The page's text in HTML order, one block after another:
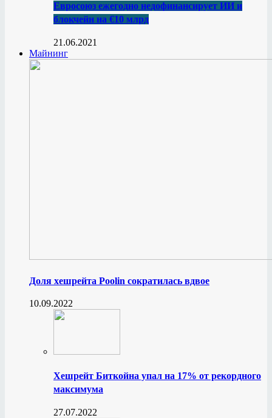
Евросоюз ежегодно недофинансирует ИИ и
блокчейн на €10 млрд
21.06.2021
Майнинг
Доля хешрейта Poolin сократилась вдвое
10.09.2022
Хешрейт Биткойна упал на 17% от рекордного
максимума
27.07.2022